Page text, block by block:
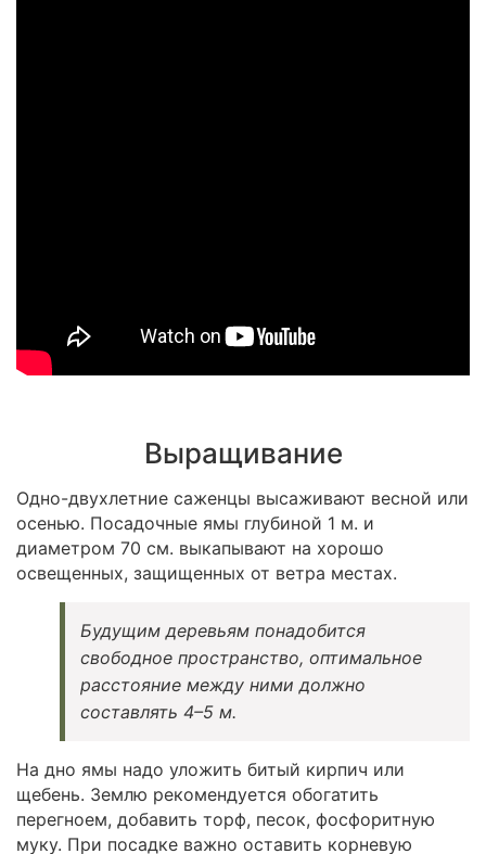
Выращивание
Одно-двухлетние саженцы высаживают весной или
осенью. Посадочные ямы глубиной 1 м. и
диаметром 70 см. выкапывают на хорошо
освещенных, защищенных от ветра местах.
Будущим деревьям понадобится
свободное пространство, оптимальное
расстояние между ними должно
составлять 4–5 м.
На дно ямы надо уложить битый кирпич или
щебень. Землю рекомендуется обогатить
перегноем, добавить торф, песок, фосфоритную
муку. При посадке важно оставить корневую